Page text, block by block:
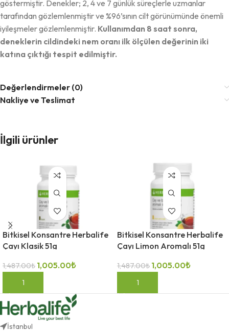
göstermiştir. Denekler; 2, 4 ve 7 günlük süreçlerle uzmanlar
tarafından gözlemlenmiştir ve %96’sının cilt görünümünde önemli
iyileşmeler gözlemlenmiştir. Kullanımdan 8 saat sonra,
deneklerin cildindeki nem oranı ilk ölçülen değerinin iki
katına çıktığı tespit edilmiştir.
Değerlendirmeler (0)
Nakliye ve Teslimat
İlgili ürünler
Bitkisel Konsantre Herbalife
Çayı Klasik 51g
1,487.00₺ 1,005.00₺
SEPETE EKLE
Bitkisel Konsantre Herbalife
Çayı Limon Aromalı 51g
1,487.00₺ 1,005.00₺
SEPETE EKLE
İstanbul